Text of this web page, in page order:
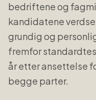
bedriftene og
kandidatene
grundig og
fremfor
år etter ansettelse
begge parter.